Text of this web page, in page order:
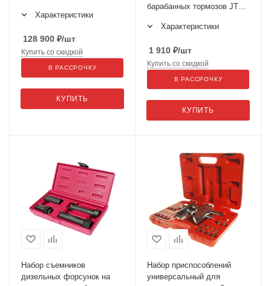
Характеристики
128 900 ₽/шт
КУПИТЬ
Купить со скидкой
В РАССРОЧКУ
барабанных тормозов JTC-
Характеристики
1 910 ₽/шт
КУПИТЬ
Купить со скидкой
В РАССРОЧКУ
Набор съемников
дизельных форсунок на
Набор приспособлений
универсальный для